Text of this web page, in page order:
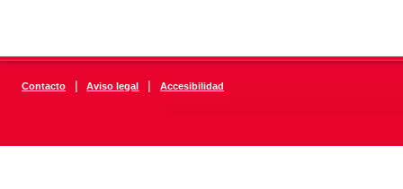
Contacto | Aviso legal | Accesibilidad